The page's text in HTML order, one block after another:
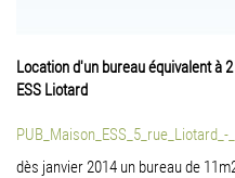
Location d'un bureau équivalent à
ESS Liotard
dès janvier 2014 un bureau de